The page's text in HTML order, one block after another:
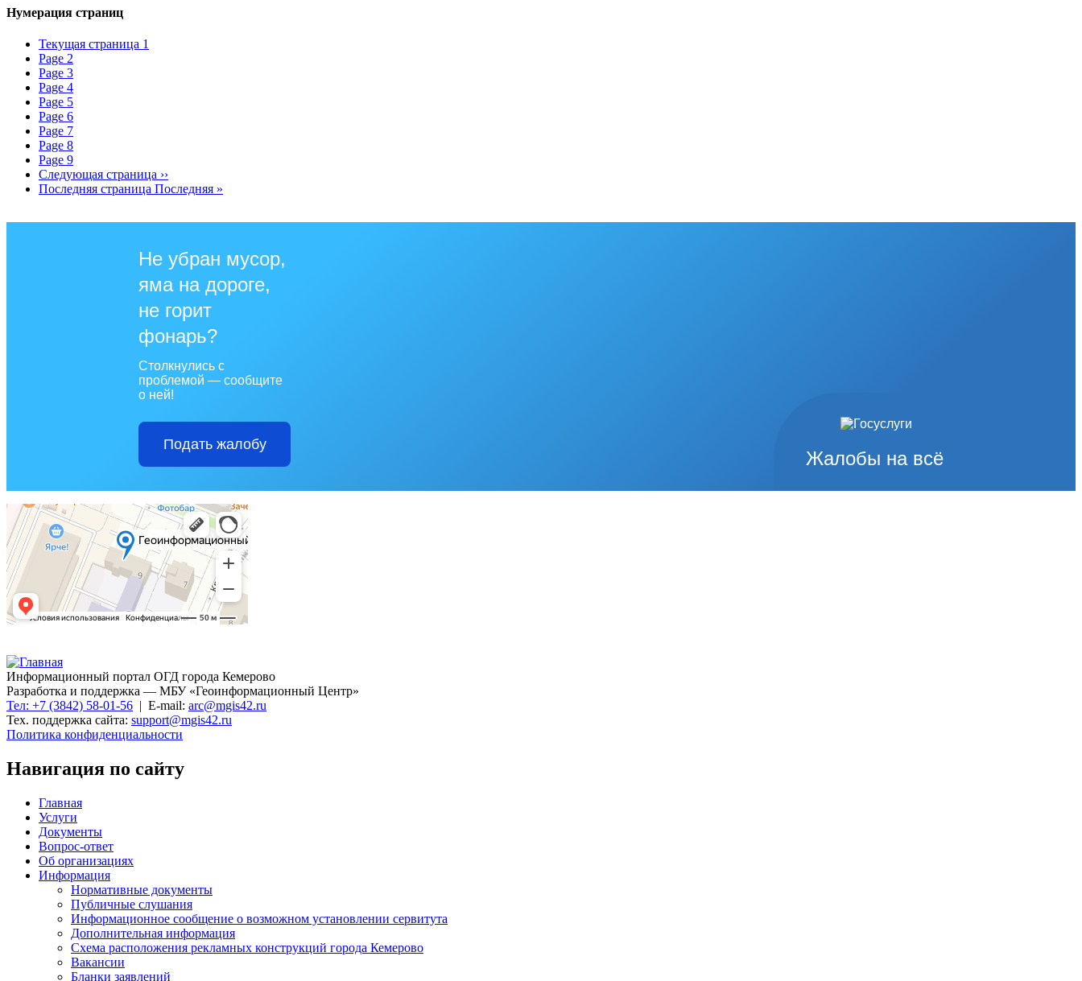
Нумерация страниц
Текущая страница 1
Page 2
Page 3
Page 4
Page 5
Page 6
Page 7
Page 8
Page 9
Следующая страница ››
Последняя страница Последняя »
Жалобы на всё
Не убран мусор,
яма на дороге,
не горит
фонарь?
Столкнулись с
проблемой — сообщите
о ней!
Подать жалобу
Информационный портал ОГД города Кемерово
Разработка и поддержка — МБУ «Геоинформационный Центр»
Тел: +7 (3842) 58-01-56 | E-mail: arc@mgis42.ru
Тех. поддержка сайта: support@mgis42.ru
Политика конфиденциальности
Навигация по сайту
Главная
Услуги
Документы
Вопрос-ответ
Об организациях
Информация
Нормативные документы
Публичные слушания
Информационное сообщение о возможном установлении сервитута
Дополнительная информация
Схема расположения рекламных конструкций города Кемерово
Вакансии
Бланки заявлений